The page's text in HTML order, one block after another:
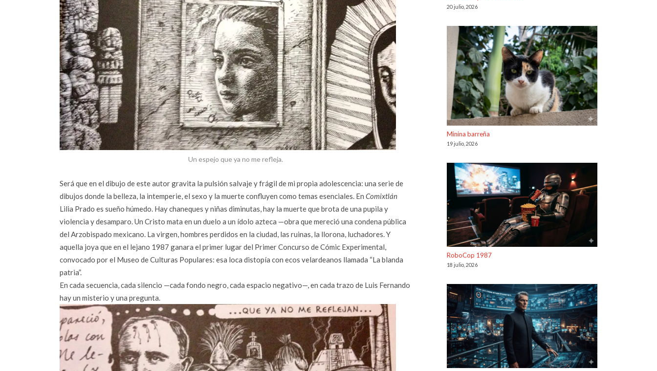
Un espejo que ya no me refleja.
Será que en el dibujo de este autor gravita la pulsión salvaje y frágil de mi propia adolescencia: una serie de
dibujos donde la belleza, la intemperie, el sexo y la muerte confluyen como temas esenciales. En Comixtlán
Lilia Prado es sueño húmedo. Hay chaneques y niñas diminutas, hay la muerte que brota de una pupila y
violencia y desamparo. Un Cristo mata en un duelo a un ídolo azteca —obra que mereció una condena pública
del Arzobispado mexicano. La virgen, hombres perdidos en la ciudad, las ruinas, la llorona, luchadores. Y
aquella joya que en el lejano 1987 ganara el primer lugar del Primer Concurso de Cómic Experimental,
convocado por el Museo de Culturas Populares: esa loca distopía con ecos velardeanos llamada “La blanda
patria”.
En cada secuencia, cada silencio —cada fondo negro, cada espacio negativo—, en cada trazo de Luis Fernando
hay un misterio y una pregunta.
20 julio, 2026
Minina barreña
19 julio, 2026
RoboCop 1987
18 julio, 2026